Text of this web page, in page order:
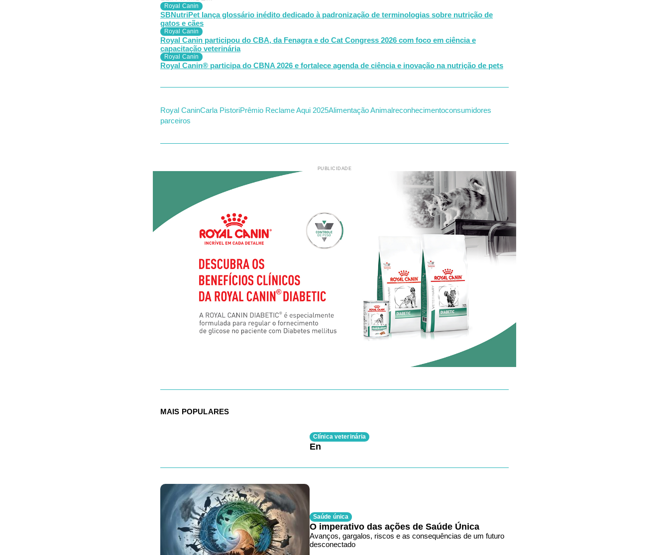
Royal Canin
SBNutriPet lança glossário inédito dedicado à padronização de terminologias sobre nutrição de
gatos e cães
Royal Canin
Royal Canin participou do CBA, da Fenagra e do Cat Congress 2026 com foco em ciência e
capacitação veterinária
Royal Canin
Royal Canin® participa do CBNA 2026 e fortalece agenda de ciência e inovação na nutrição de pets
Royal CaninCarla PistoriPrêmio Reclame Aqui 2025Alimentação Animalreconhecimentoconsumidores
parceiros
PUBLICIDADE
MAIS POPULARES
Clínica veterinária
En
Saúde única
O imperativo das ações de Saúde Única
Avanços, gargalos, riscos e as consequências de um futuro
desconectado